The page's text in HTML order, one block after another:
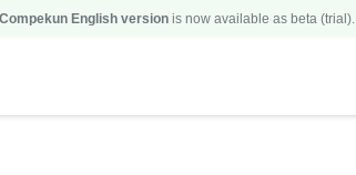
Compekun English versionis now available as beta (trial).